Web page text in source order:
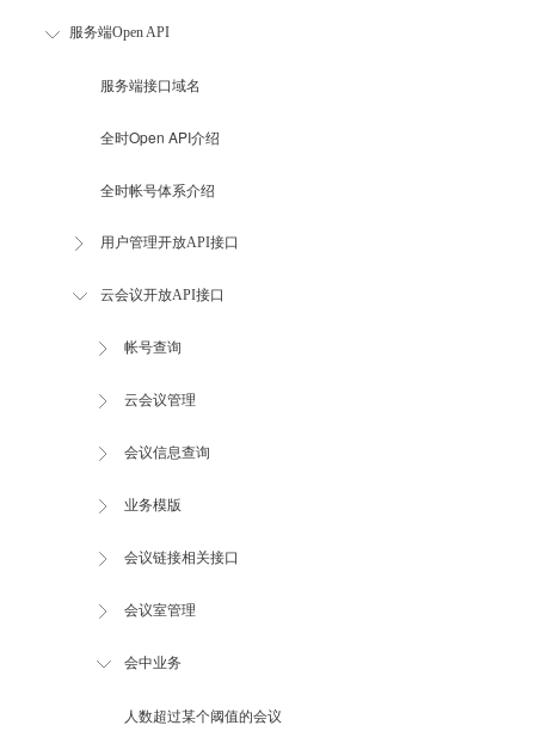
服务端Open API
服务端接口域名
全时Open API介绍
全时帐号体系介绍
用户管理开放API接口
云会议开放API接口
帐号查询
云会议管理
会议信息查询
业务模版
会议链接相关接口
会议室管理
会中业务
人数超过某个阈值的会议